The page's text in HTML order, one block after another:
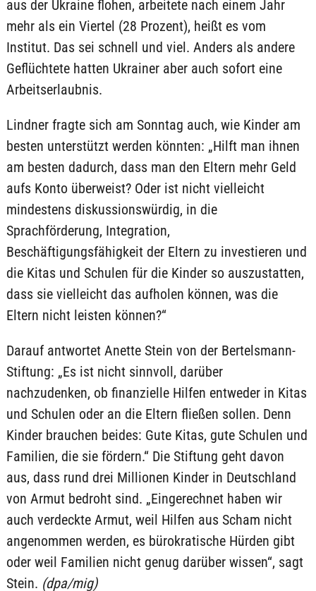
aus der Ukraine flohen, arbeitete nach einem Jahr
mehr als ein Viertel (28 Prozent), heißt es vom
Institut. Das sei schnell und viel. Anders als andere
Geflüchtete hatten Ukrainer aber auch sofort eine
Arbeitserlaubnis.
Lindner fragte sich am Sonntag auch, wie Kinder am
besten unterstützt werden könnten: „Hilft man ihnen
am besten dadurch, dass man den Eltern mehr Geld
aufs Konto überweist? Oder ist nicht vielleicht
mindestens diskussionswürdig, in die
Sprachförderung, Integration,
Beschäftigungsfähigkeit der Eltern zu investieren und
die Kitas und Schulen für die Kinder so auszustatten,
dass sie vielleicht das aufholen können, was die
Eltern nicht leisten können?“
Darauf antwortet Anette Stein von der Bertelsmann-
Stiftung: „Es ist nicht sinnvoll, darüber
nachzudenken, ob finanzielle Hilfen entweder in Kitas
und Schulen oder an die Eltern fließen sollen. Denn
Kinder brauchen beides: Gute Kitas, gute Schulen und
Familien, die sie fördern.“ Die Stiftung geht davon
aus, dass rund drei Millionen Kinder in Deutschland
von Armut bedroht sind. „Eingerechnet haben wir
auch verdeckte Armut, weil Hilfen aus Scham nicht
angenommen werden, es bürokratische Hürden gibt
oder weil Familien nicht genug darüber wissen“, sagt
Stein. (dpa/mig)